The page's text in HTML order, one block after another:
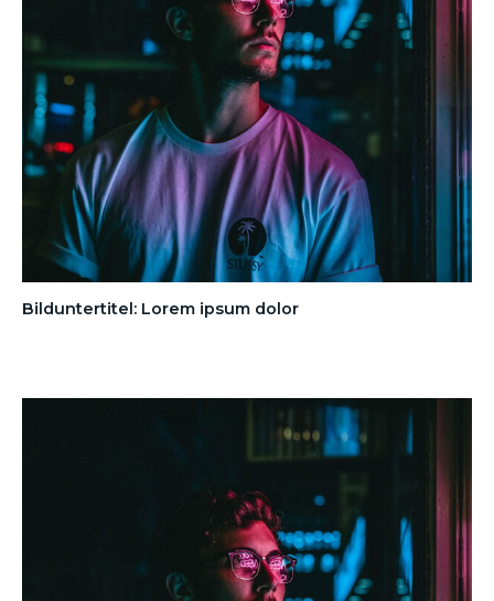
Bilduntertitel: Lorem ipsum dolor